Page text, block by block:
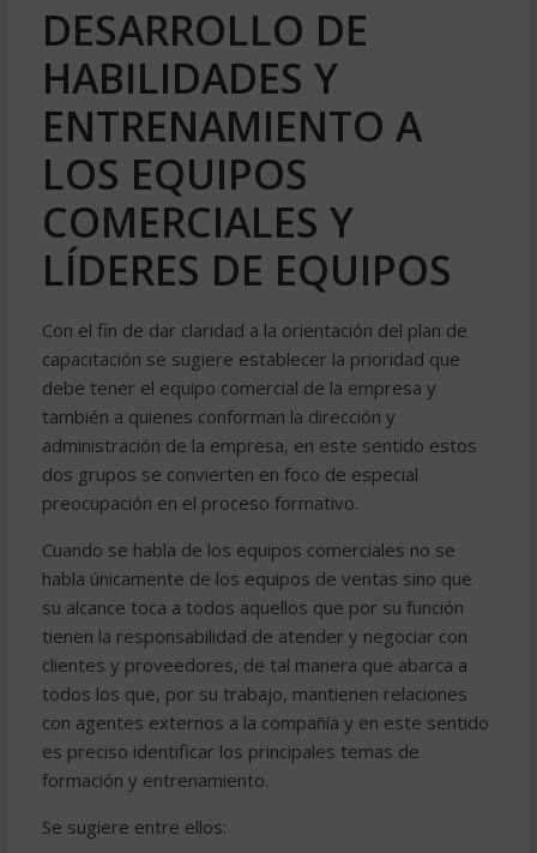
DESARROLLO DE
HABILIDADES Y
ENTRENAMIENTO A
LOS EQUIPOS
COMERCIALES Y
LÍDERES DE EQUIPOS
Con el fin de dar claridad a la orientación del plan de
capacitación se sugiere establecer la prioridad que
debe tener el equipo comercial de la empresa y
también a quienes conforman la dirección y
administración de la empresa, en este sentido estos
dos grupos se convierten en foco de especial
preocupación en el proceso formativo.
Cuando se habla de los equipos comerciales no se
habla únicamente de los equipos de ventas sino que
su alcance toca a todos aquellos que por su función
tienen la responsabilidad de atender y negociar con
clientes y proveedores, de tal manera que abarca a
todos los que, por su trabajo, mantienen relaciones
con agentes externos a la compañía y en este sentido
es preciso identificar los principales temas de
formación y entrenamiento.
Se sugiere entre ellos: